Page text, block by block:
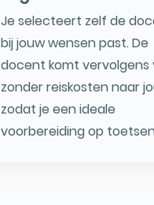
Je selecteert zelf de
bij jouw wensen past. De
docent komt vervolgens
zonder reiskosten naar
zodat je een ideale
voorbereiding op